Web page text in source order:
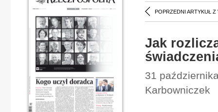
POPRZEDNI ARTYKUŁ Z
Jak
31
Karbowniczek